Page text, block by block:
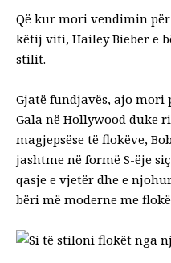
Që kur mori vendimin
këtij viti, Hailey Bieber e
stilit.
Gjatë fundjavës, ajo mori
Gala në Hollywood duke
magjepsëse të flokëve,
jashtme në formë S-ëje
qasje e vjetër dhe e
bëri më moderne me